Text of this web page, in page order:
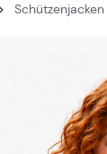
Schützenjacken